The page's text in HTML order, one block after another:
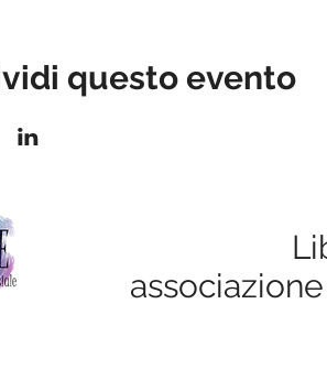
questo evento